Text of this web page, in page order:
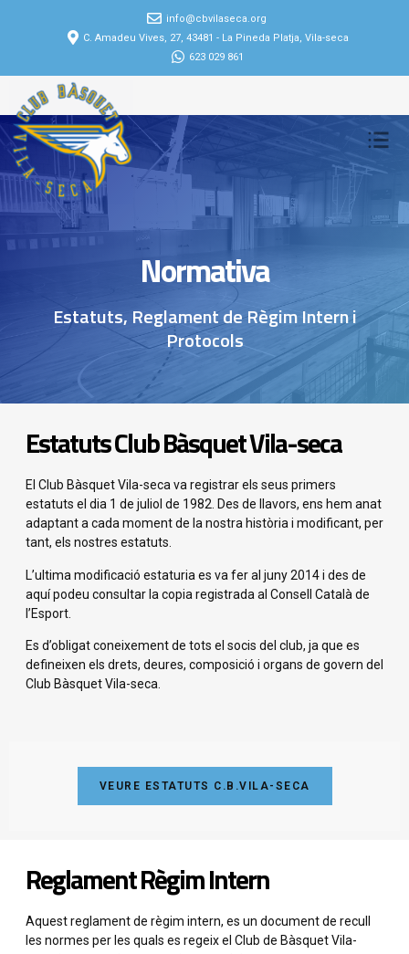
info@cbvilaseca.org
C. Amadeu Vives, 27, 43481 - La Pineda Platja, Vila-seca
623 029 861
Normativa
Estatuts, Reglament de Règim Intern i
Protocols
Estatuts Club Bàsquet Vila-seca
El Club Bàsquet Vila-seca va registrar els seus primers
estatuts el dia 1 de juliol de 1982. Des de llavors, ens hem anat
adaptant a cada moment de la nostra història i modificant, per
tant, els nostres estatuts.
L’ultima modificació estaturia es va fer al juny 2014 i des de
aquí podeu consultar la copia registrada al Consell Català de
l’Esport.
Es d’obligat coneixement de tots el socis del club, ja que es
defineixen els drets, deures, composició i organs de govern del
Club Bàsquet Vila-seca.
VEURE ESTATUTS C.B.VILA-SECA
Reglament Règim Intern
Aquest reglament de règim intern, es un document de recull
les normes per les quals es regeix el Club de Bàsquet Vila-